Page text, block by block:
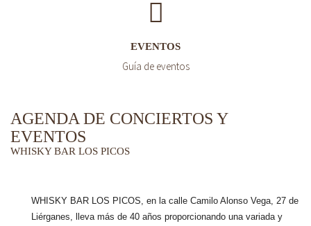
EVENTOS
Guía de eventos
AGENDA DE CONCIERTOS Y
EVENTOS
WHISKY BAR LOS PICOS
WHISKY BAR LOS PICOS, en la calle Camilo Alonso Vega, 27 de
Liérganes, lleva más de 40 años proporcionando una variada y